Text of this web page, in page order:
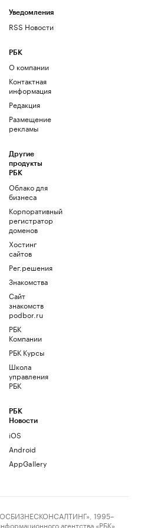
Уведомления
RSS Новости
РБК
О компании
Контактная
информация
Редакция
Размещение
рекламы
Другие
продукты
РБК
Облако для
бизнеса
Корпоративный
регистратор
доменов
Хостинг
сайтов
Рег.решения
Знакомства
Сайт
знакомств
podbor.ru
РБК
Компании
РБК Курсы
Школа
управления
РБК
РБК
Новости
iOS
Android
AppGallery
1995–
агентства «РБК»